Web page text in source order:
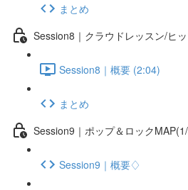
まとめ
Session8｜クラウドレッスン/ヒ
Session8｜概要 (2:04)
まとめ
Session9｜ポップ＆ロック
Session9｜概要♢